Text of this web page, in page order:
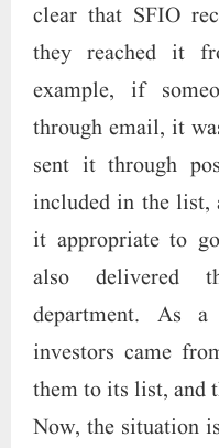
clear that SFIO
they reached it
example, if
through email, it
sent it through
included in the list,
it appropriate to
also delivered
department. As
investors came
them to its list, and
Now, the situation